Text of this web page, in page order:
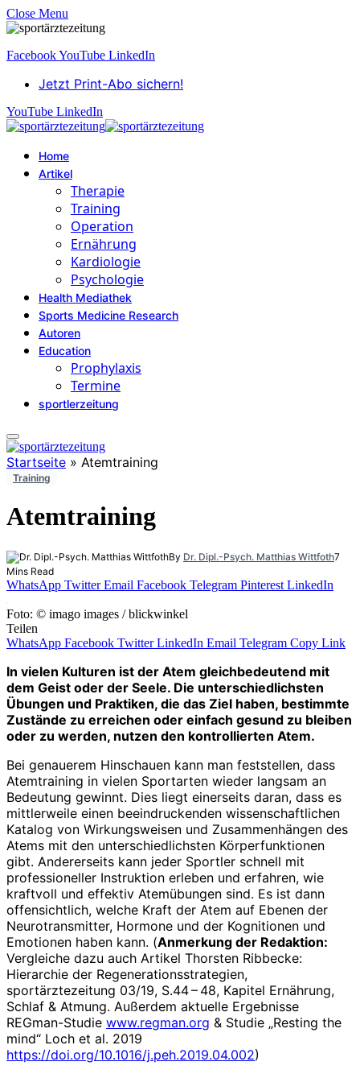
Close Menu
FacebookYouTube LinkedIn
Jetzt Print-Abo sichern!
YouTube LinkedIn
Home
Artikel
Therapie
Training
Operation
Ernährung
Kardiologie
Psychologie
Health Mediathek
Sports Medicine Research
Autoren
Education
Prophylaxis
Termine
sportlerzeitung
Startseite » Atemtraining
Training
Atemtraining
By Dr. Dipl.-Psych. Matthias Wittfoth7
Mins Read
WhatsApp Twitter Email Facebook Telegram Pinterest LinkedIn
Foto: © imago images / blickwinkel
Teilen
WhatsApp Facebook Twitter LinkedIn Email Telegram Copy Link
In vielen Kulturen ist der Atem gleichbedeutend mit
dem Geist oder der Seele. Die unterschiedlichsten
Übungen und Praktiken, die das Ziel haben, bestimmte
Zustände zu erreichen oder einfach gesund zu bleiben
oder zu werden, nutzen den kontrollierten Atem.
Bei genauerem Hinschauen kann man feststellen, dass
Atemtraining in vielen Sportarten wieder langsam an
Bedeutung gewinnt. Dies liegt einerseits daran, dass es
mittlerweile einen beeindruckenden wissenschaftlichen
Katalog von Wirkungsweisen und Zusammenhängen des
Atems mit den unterschiedlichsten Körperfunktionen
gibt. Andererseits kann jeder Sportler schnell mit
professioneller Instruktion erleben und erfahren, wie
kraftvoll und effektiv Atemübungen sind. Es ist dann
offensichtlich, welche Kraft der Atem auf Ebenen der
Neurotransmitter, Hormone und der Kog­nitionen und
Emotionen haben kann. (Anmerkung der Redaktion:
Vergleiche dazu auch Artikel Thorsten Ribbecke:
Hierarchie der Regenerations­strategien,
sportärztezeitung 03/19, S.44 – 48, Kapitel Ernährung,
Schlaf & Atmung. Außerdem aktuelle Ergebnisse
REGman-Studie www.regman.org & Studie „Resting the
mind“ Loch et al. 2019
https://doi.org/10.1016/j.peh.2019.04.002)